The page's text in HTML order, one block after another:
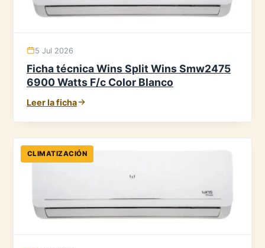
5 Jul 2026
Ficha técnica Wins Split Wins Smw2475
6900 Watts F/c Color Blanco
Leer la ficha
CLIMATIZACIÓN